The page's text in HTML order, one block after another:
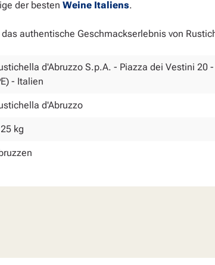
der besten Weine Italiens.
authentische Geschmackserlebnis von
d'Abruzzo S.p.A. - Piazza dei Vestini 20
- Italien
d'Abruzzo
kg